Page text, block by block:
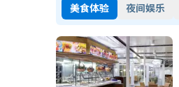
美食体验 夜间娱乐